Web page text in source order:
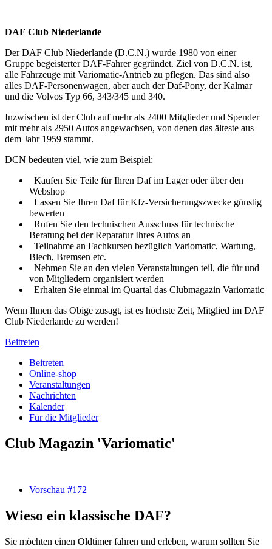
DAF Club Niederlande
Der DAF Club Niederlande (D.C.N.) wurde 1980 von einer
Gruppe begeisterter DAF-Fahrer gegründet. Ziel von D.C.N. ist,
alle Fahrzeuge mit Variomatic-Antrieb zu pflegen. Das sind also
alles DAF-Personenwagen, aber auch der Daf-Pony, der Kalmar
und die Volvos Typ 66, 343/345 und 340.
Inzwischen ist der Club auf mehr als 2400 Mitglieder und Spender
mit mehr als 2950 Autos angewachsen, von denen das älteste aus
dem Jahr 1959 stammt.
DCN bedeuten viel, wie zum Beispiel:
Kaufen Sie Teile für Ihren Daf im Lager oder über den
Webshop
Lassen Sie Ihren Daf für Kfz-Versicherungszwecke günstig
bewerten
Rufen Sie den technischen Ausschuss für technische
Beratung bei der Reparatur Ihres Autos an
Teilnahme an Fachkursen bezüglich Variomatic, Wartung,
Blech, Bremsen etc.
Nehmen Sie an den vielen Veranstaltungen teil, die für und
von Mitgliedern organisiert werden
Erhalten Sie einmal im Quartal das Clubmagazin Variomatic
Wenn Ihnen das Obige zusagt, ist es höchste Zeit, Mitglied im DAF
Club Niederlande zu werden!
Beitreten
Beitreten
Online-shop
Veranstaltungen
Nachrichten
Kalender
Für die Mitglieder
Club Magazin 'Variomatic'
Vorschau #172
Wieso ein klassische DAF?
Sie möchten einen Oldtimer fahren und erleben, warum sollten Sie